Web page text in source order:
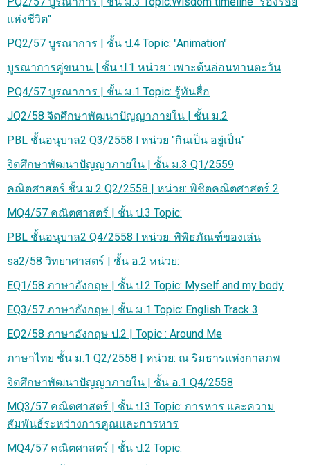
แห่งชีวิต"
PQ2/57 บูรณาการ | ชั้น ป.4 Topic: "Animation"
บูรณาการคู่ขนาน | ชั้น ป.1 หน่วย : เพาะต้นอ่อนทานตะวัน
PQ4/57 บูรณาการ | ชั้น ม.1 Topic: รู้ทันสื่อ
JQ2/58 จิตศึกษาพัฒนาปัญญาภายใน | ชั้น ม.2
PBL ชั้นอนุบาล2 Q3/2558 l หน่วย "กินเป็น อยู่เป็น"
จิตศึกษาพัฒนาปัญญาภายใน | ชั้น ม.3 Q1/2559
คณิตศาสตร์ ชั้น ม.2 Q2/2558 | หน่วย: พิชิตคณิตศาสตร์ 2
MQ4/57 คณิตศาสตร์ | ชั้น ป.3 Topic:
PBL ชั้นอนุบาล2 Q4/2558 l หน่วย: พิพิธภัณฑ์ของเล่น
sa2/58 วิทยาศาสตร์ | ชั้น อ.2 หน่วย:
EQ1/58 ภาษาอังกฤษ | ชั้น ป.2 Topic: Myself and my body
EQ3/57 ภาษาอังกฤษ | ชั้น ม.1 Topic: English Track 3
EQ2/58 ภาษาอังกฤษ ป.2 | Topic : Around Me
ภาษาไทย ชั้น ม.1 Q2/2558 | หน่วย: ณ ริมธารแห่งกาลภพ
จิตศึกษาพัฒนาปัญญาภายใน | ชั้น อ.1 Q4/2558
MQ3/57 คณิตศาสตร์ | ชั้น ป.3 Topic: การหาร และความ
สัมพันธ์ระหว่างการคูณและการหาร
MQ4/57 คณิตศาสตร์ | ชั้น ป.2 Topic: